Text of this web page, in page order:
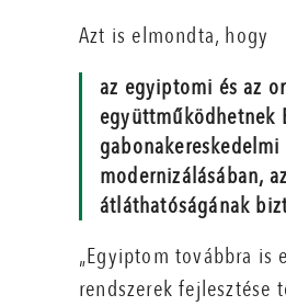
Azt is elmondta, hogy
az egyiptomi és az
együttműködhetnek
modernizálásában,
átláthatóságának
„Egyiptom továbbra is
rendszerek fejlesztése